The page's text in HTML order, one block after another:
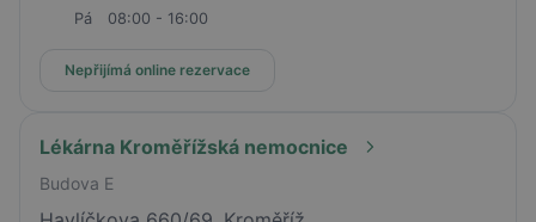
Pá
08:00 - 16:00
Nepřijímá online rezervace
Lékárna Kroměřížská nemocnice
Budova E